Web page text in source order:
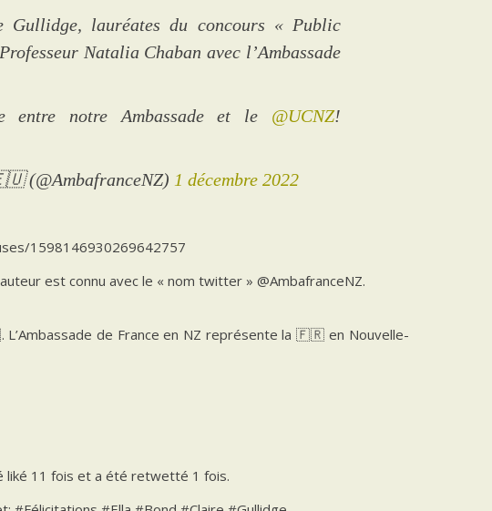
lauréates du concours « Public
Natalia Chaban avec l’Ambassade
entre notre Ambassade et le @UCNZ!
(@AmbafranceNZ) 1 décembre 2022
1598146930269642757
est connu avec le « nom twitter » @AmbafranceNZ.
de France en NZ représente la 🇫🇷 en Nouvelle-
liké 11 fois et a été retwetté 1 fois.